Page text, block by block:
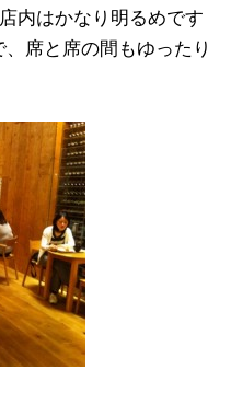
内はかなり明るめです
席と席の間もゆったり